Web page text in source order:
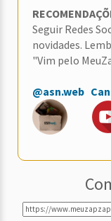
Seguir Redes
novidades.
"Vim pelo
@asn.web